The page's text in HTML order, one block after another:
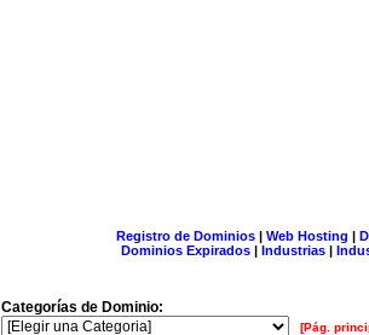
Registro de Dominios| Web Hosting |
Dominios Expirados | Industrias |
Categorías de Dominio:
[Pág.